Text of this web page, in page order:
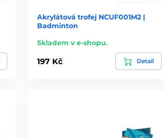
Akrylátová trofej NCUF001M2 |
Badminton
Skladem v e-shopu.
197 Kč Detail